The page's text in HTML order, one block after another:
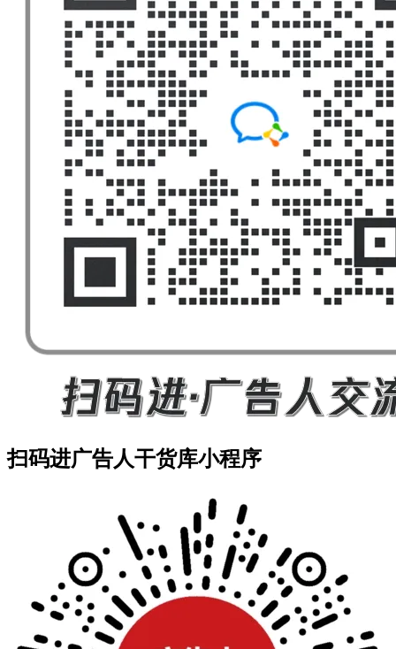
扫码进广告人干货库小程序